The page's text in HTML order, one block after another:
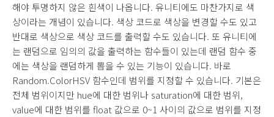
해야 투명하지 않은 흰색이 나옵니다. 유니티에도 마찬가지로 색
상이라는 개념이 있습니다. 색상 코드로 색상을 변경할 수도 있고
반대로 색상으로 색상 코드를 출력할 수도 있습니다. 또 유니티에
는 랜덤으로 임의의 값을 출력하는 함수들이 있는데 랜덤 함수 중
에는 색상을 랜덤하게 뽑을 수 있는 기능이 있습니다. 바로
Random.ColorHSV 함수인데 범위를 지정할 수 있습니다. 기본은
전체 범위이지만 hue에 대한 범위나 saturation에 대한 범위,
value에 대한 범위를 float 값으로 0~1 사이의 값으로 범위를 지정